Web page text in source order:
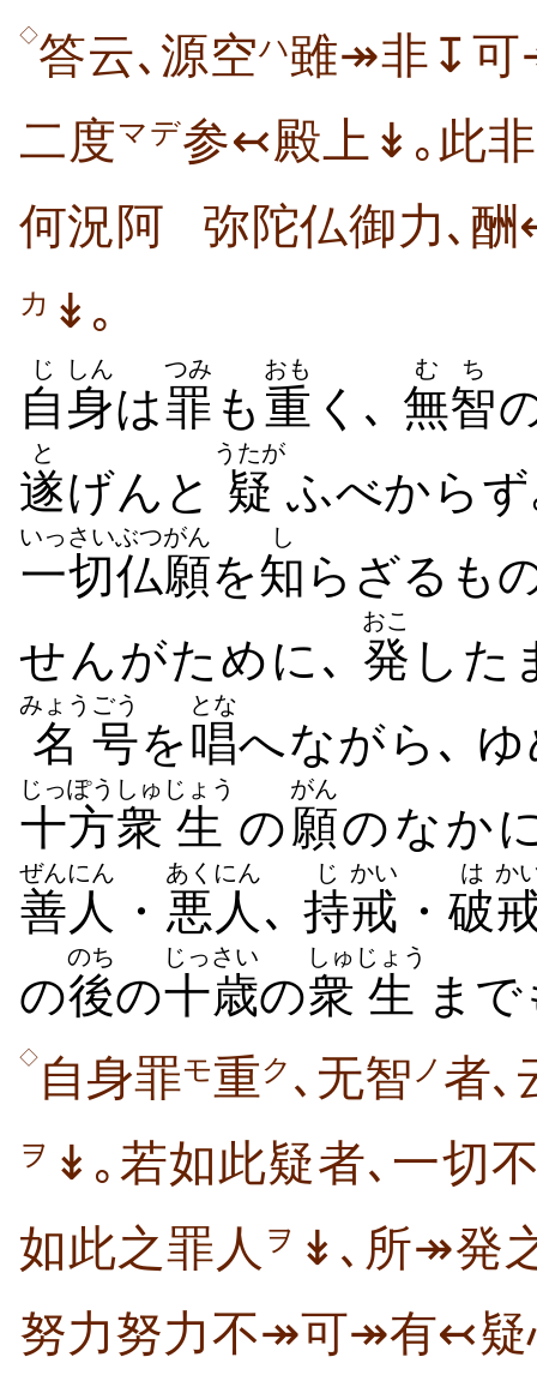
◇答云､源空ハ雖↠非↧可
二度マデ参↢殿上↡｡此
何況阿
弥陀仏御力､
カ ↡｡
自
じ
身
しん
は罪
つみ
も 重
おも
く､ 無智
むち
遂
と
げんと 疑
うたが
ふべから
一切
いっさい
仏願
ぶつがん
を知
し
らざるも
せんがために､ 発
おこ
した
名
みょう
号
ごう
を唱
とな
へながら､
十方
じっぽう
衆
しゅ
生
じょう
の願
がん
のなか
善人
ぜんにん
・ 悪人
あくにん
､ 持
じ
戒
かい
・ 破
は か
の後
のち
の十歳
じっさい
の衆
しゅ
生
じょう
まで
◇ 自身罪モ重ク ､无智 ノ 者､
ヲ ↡｡若如此疑者､一切
如此之罪人 ヲ ↡､所↠発
努力努力不↠可↠有↢